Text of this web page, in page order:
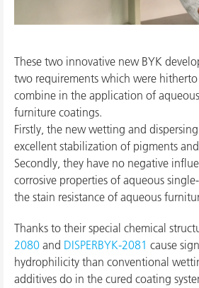
These two innovative new BYK
two requirements which were
combine in the application of
furniture coatings.
Firstly, the new wetting and
excellent stabilization of pigments
Secondly, they have no negative
corrosive properties of aqueous
the stain resistance of aqueous
Thanks to their special chemical
2080 and DISPERBYK-2081 cause
hydrophilicity than conventional
additives do in the cured coating